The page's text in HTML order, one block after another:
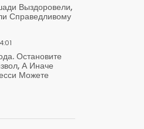
Выздоровели,
Справедливому
Остановите
А Иначе
Можете